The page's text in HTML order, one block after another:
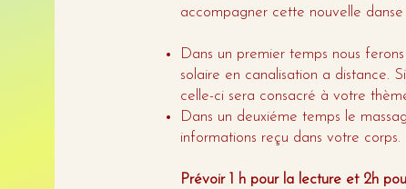
accompagner cette nouvelle danse
Dans un premier temps nous
solaire en canalisation a distance.
celle-ci sera consacré à votre
Dans un deuxiéme temps le
informations reçu dans votre corps.
Prévoir 1 h pour la lecture et 2h